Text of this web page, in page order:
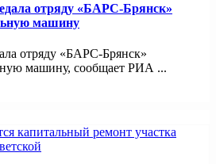
отряду «БАРС-Брянск»
машину
отряду «БАРС-Брянск»
машину, сообщает РИА ...